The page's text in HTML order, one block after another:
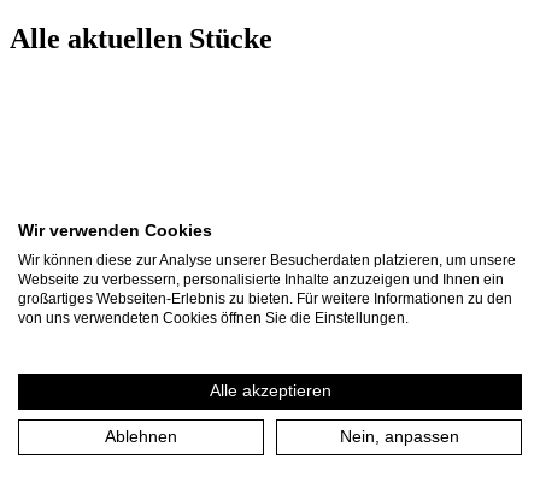
Alle aktuellen Stücke
Othello
Wir verwenden Cookies
Wir können diese zur Analyse unserer Besucherdaten platzieren, um unsere
Webseite zu verbessern, personalisierte Inhalte anzuzeigen und Ihnen ein
großartiges Webseiten-Erlebnis zu bieten. Für weitere Informationen zu den
von uns verwendeten Cookies öffnen Sie die Einstellungen.
Alle akzeptieren
Ablehnen Nein, anpassen